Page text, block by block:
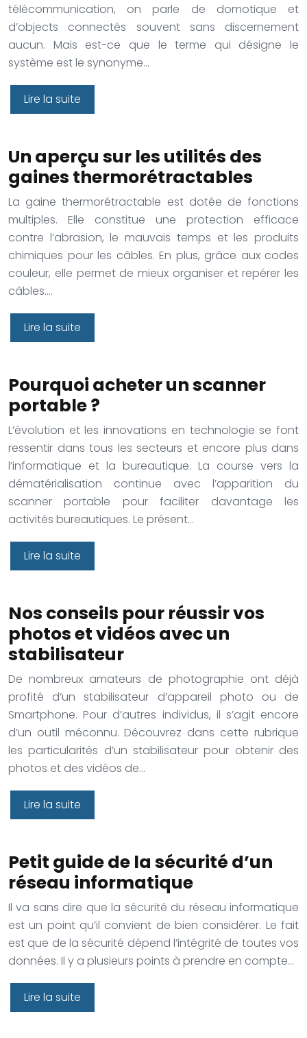
télécommunication, on parle de domotique et
d’objects connectés souvent sans discernement
aucun. Mais est-ce que le terme qui désigne le
système est le synonyme…
Lire la suite
Un aperçu sur les utilités des
gaines thermorétractables
La gaine thermorétractable est dotée de fonctions
multiples. Elle constitue une protection efficace
contre l’abrasion, le mauvais temps et les produits
chimiques pour les câbles. En plus, grâce aux codes
couleur, elle permet de mieux organiser et repérer les
câbles….
Lire la suite
Pourquoi acheter un scanner
portable ?
L’évolution et les innovations en technologie se font
ressentir dans tous les secteurs et encore plus dans
l’informatique et la bureautique. La course vers la
dématérialisation continue avec l’apparition du
scanner portable pour faciliter davantage les
activités bureautiques. Le présent…
Lire la suite
Nos conseils pour réussir vos
photos et vidéos avec un
stabilisateur
De nombreux amateurs de photographie ont déjà
profité d’un stabilisateur d’appareil photo ou de
Smartphone. Pour d’autres individus, il s’agit encore
d’un outil méconnu. Découvrez dans cette rubrique
les particularités d’un stabilisateur pour obtenir des
photos et des vidéos de…
Lire la suite
Petit guide de la sécurité d’un
réseau informatique
Il va sans dire que la sécurité du réseau informatique
est un point qu’il convient de bien considérer. Le fait
est que de la sécurité dépend l’intégrité de toutes vos
données. Il y a plusieurs points à prendre en compte…
Lire la suite